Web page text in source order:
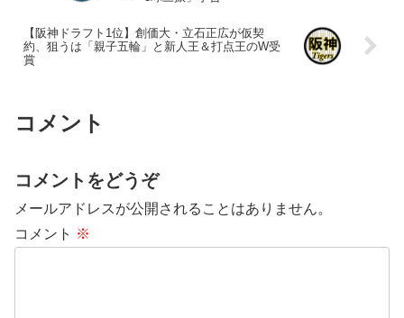
【阪神ドラフト1位】創価大・立石正広が仮契
約、狙うは「親子五輪」と新人王＆打点王のW受
賞
コメント
コメントをどうぞ
メールアドレスが公開されることはありません。
コメント ※